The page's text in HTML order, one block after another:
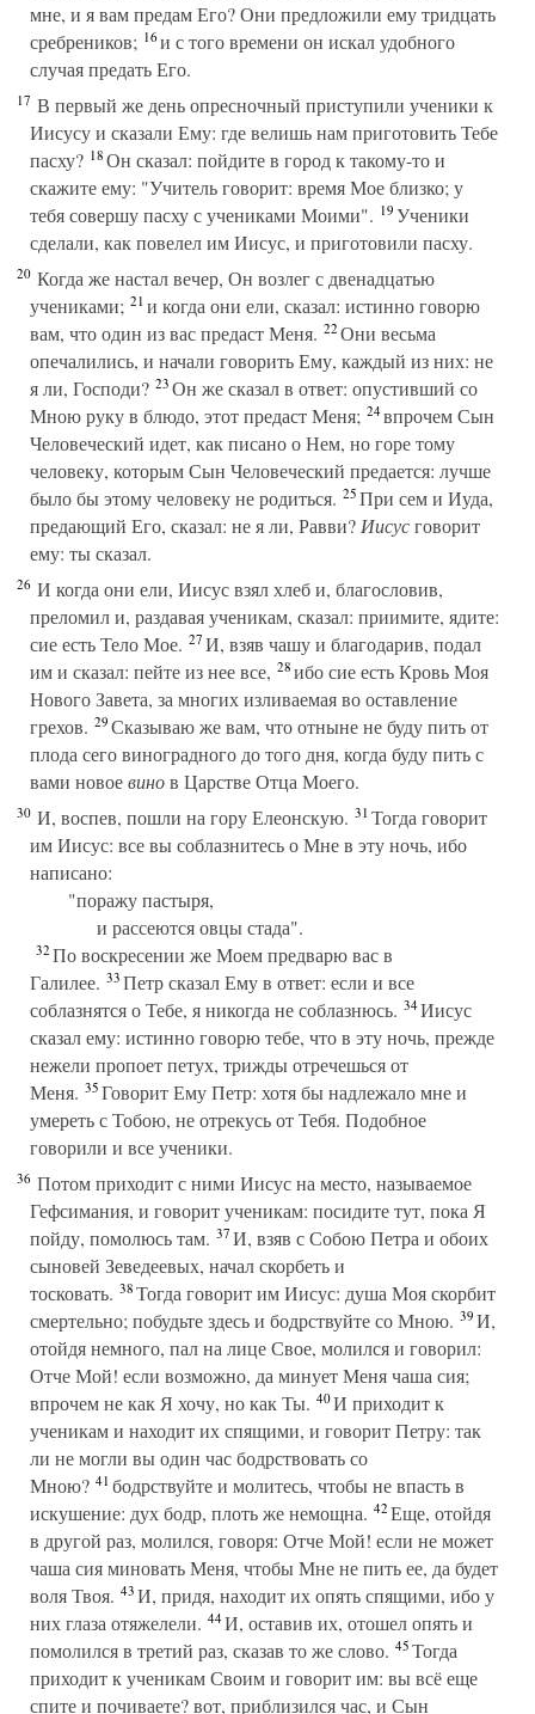
мне, и я вам предам Его? Они предложили ему тридцать
сребреников; 16и с того времени он искал удобного
случая предать Его.
17 В первый же день опресночный приступили ученики к
Иисусу и сказали Ему: где велишь нам приготовить Тебе
пасху? 18Он сказал: пойдите в город к такому-то и
скажите ему: "Учитель говорит: время Мое близко; у
тебя совершу пасху с учениками Моими". 19Ученики
сделали, как повелел им Иисус, и приготовили пасху.
20 Когда же настал вечер, Он возлег с двенадцатью
учениками; 21и когда они ели, сказал: истинно говорю
вам, что один из вас предаст Меня. 22Они весьма
опечалились, и начали говорить Ему, каждый из них: не
я ли, Господи? 23Он же сказал в ответ: опустивший со
Мною руку в блюдо, этот предаст Меня; 24впрочем Сын
Человеческий идет, как писано о Нем, но горе тому
человеку, которым Сын Человеческий предается: лучше
было бы этому человеку не родиться. 25При сем и Иуда,
предающий Его, сказал: не я ли, Равви? Иисусговорит
ему: ты сказал.
26 И когда они ели, Иисус взял хлеб и, благословив,
преломил и, раздавая ученикам, сказал: приимите, ядите:
сие есть Тело Мое. 27И, взяв чашу и благодарив, подал
им и сказал: пейте из нее все, 28ибо сие есть Кровь Моя
Нового Завета, за многих изливаемая во оставление
грехов. 29Сказываю же вам, что отныне не буду пить от
плода сего виноградного до того дня, когда буду пить с
вами новоевинов Царстве Отца Моего.
30 И, воспев, пошли на гору Елеонскую. 31Тогда говорит
им Иисус: все вы соблазнитесь о Мне в эту ночь, ибо
написано:
"поражу пастыря,
и рассеются овцы стада".
32По воскресении же Моем предварю вас в
Галилее. 33Петр сказал Ему в ответ: если и все
соблазнятся о Тебе, я никогда не соблазнюсь. 34Иисус
сказал ему: истинно говорю тебе, что в эту ночь, прежде
нежели пропоет петух, трижды отречешься от
Меня. 35Говорит Ему Петр: хотя бы надлежало мне и
умереть с Тобою, не отрекусь от Тебя. Подобное
говорили и все ученики.
36 Потом приходит с ними Иисус на место, называемое
Гефсимания, и говорит ученикам: посидите тут, пока Я
пойду, помолюсь там. 37И, взяв с Собою Петра и обоих
сыновей Зеведеевых, начал скорбеть и
тосковать. 38Тогда говорит им Иисус: душа Моя скорбит
смертельно; побудьте здесь и бодрствуйте со Мною. 39И,
отойдя немного, пал на лице Свое, молился и говорил:
Отче Мой! если возможно, да минует Меня чаша сия;
впрочем не как Я хочу, но как Ты. 40И приходит к
ученикам и находит их спящими, и говорит Петру: так
ли не могли вы один час бодрствовать со
Мною? 41бодрствуйте и молитесь, чтобы не впасть в
искушение: дух бодр, плоть же немощна. 42Еще, отойдя
в другой раз, молился, говоря: Отче Мой! если не может
чаша сия миновать Меня, чтобы Мне не пить ее, да будет
воля Твоя. 43И, придя, находит их опять спящими, ибо у
них глаза отяжелели. 44И, оставив их, отошел опять и
помолился в третий раз, сказав то же слово. 45Тогда
приходит к ученикам Своим и говорит им: вы всё еще
спите и почиваете? вот, приблизился час, и Сын